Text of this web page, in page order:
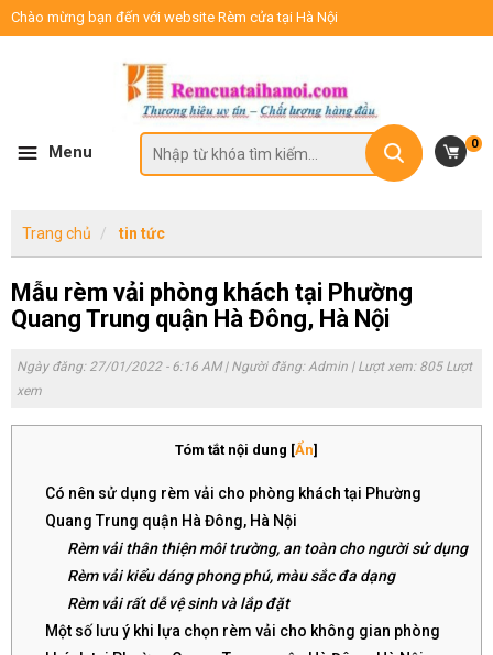
Chào mừng bạn đến với website Rèm cửa tại Hà Nội
Menu 0
Trang chủ tin tức
Mẫu rèm vải phòng khách tại Phường
Quang Trung quận Hà Đông, Hà Nội
Ngày đăng: 27/01/2022 - 6:16 AM | Người đăng:Admin | Lượt xem: 805 Lượt
xem
Tóm tắt nội dung [Ẩn]
Có nên sử dụng rèm vải cho phòng khách tại Phường
Quang Trung quận Hà Đông, Hà Nội
Rèm vải thân thiện môi trường, an toàn cho người sử dụng
Rèm vải kiểu dáng phong phú, màu sắc đa dạng
Rèm vải rất dễ vệ sinh và lắp đặt
Một số lưu ý khi lựa chọn rèm vải cho không gian phòng